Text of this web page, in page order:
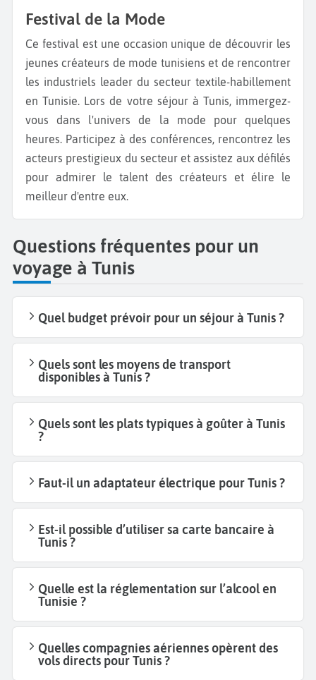
Festival de la Mode
Ce festival est une occasion unique de découvrir les
jeunes créateurs de mode tunisiens et de rencontrer
les industriels leader du secteur textile-habillement
en Tunisie. Lors de votre séjour à Tunis, immergez-
vous dans l'univers de la mode pour quelques
heures. Participez à des conférences, rencontrez les
acteurs prestigieux du secteur et assistez aux défilés
pour admirer le talent des créateurs et élire le
meilleur d'entre eux.
Questions fréquentes pour un
voyage à Tunis
Quel budget prévoir pour un séjour à Tunis ?
Quels sont les moyens de transport
disponibles à Tunis ?
Quels sont les plats typiques à goûter à Tunis
?
Faut-il un adaptateur électrique pour Tunis ?
Est-il possible d’utiliser sa carte bancaire à
Tunis ?
Quelle est la réglementation sur l’alcool en
Tunisie ?
Quelles compagnies aériennes opèrent des
vols directs pour Tunis ?